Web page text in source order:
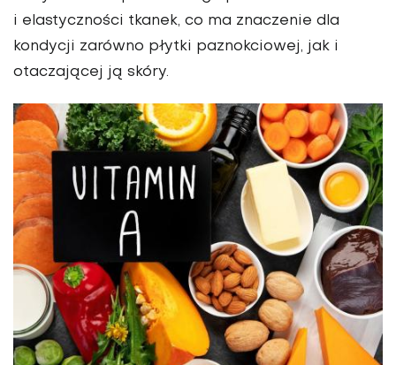
i elastyczności tkanek, co ma znaczenie dla
kondycji zarówno płytki paznokciowej, jak i
otaczającej ją skóry.